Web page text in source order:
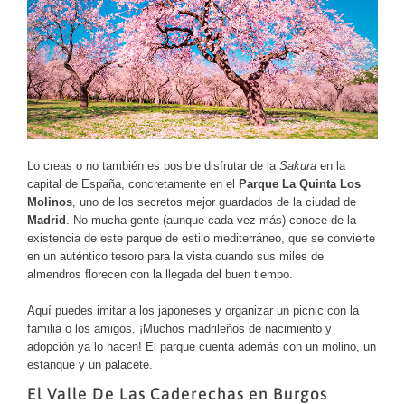
Lo creas o no también es posible disfrutar de la Sakura en la
capital de España, concretamente en el Parque La Quinta Los
Molinos, uno de los secretos mejor guardados de la ciudad de
Madrid . No mucha gente (aunque cada vez más) conoce de la
existencia de este parque de estilo mediterráneo, que se convierte
en un auténtico tesoro para la vista cuando sus miles de
almendros florecen con la llegada del buen tiempo.
Aquí puedes imitar a los japoneses y organizar un picnic con la
familia o los amigos. ¡Muchos madrileños de nacimiento y
adopción ya lo hacen! El parque cuenta además con un molino, un
estanque y un palacete.
El Valle De Las Caderechas en Burgos